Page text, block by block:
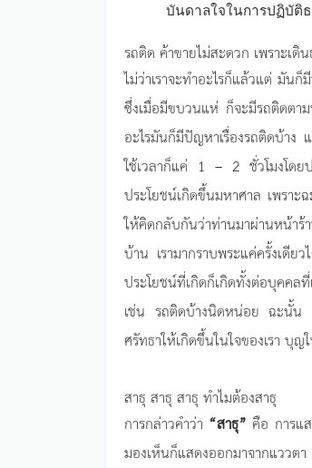
บันดาลใจในการปฏิบัติธ
รถติด ค้าขายไม่สะดวก เพราะเดิ
ไม่ว่าเราจะทำอะไรก็แล้วแต่ มั
ซึ่งเมื่อมีขบวนแห่ ก็จะมีรถติดตา
อะไรมันก็มีปัญหาเรื่องรถติดบ้าง
ใช้เวลาก็แค่ 1 – 2 ชั่วโมงโดย
ประโยชน์เกิดขึ้นมหาศาล เพรา
ให้คิดกลับกันว่าท่านมาผ่านหน้า
บ้าน เรามากราบพระแค่ครั้งเดี
ประโยชน์ที่เกิดก็เกิดทั้งต่อบุคคล
เช่น รถติดบ้างนิดหน่อย ฉะนั้น อ
ศรัทธาให้เกิดขึ้นในใจของเรา บุ
สาธุ สาธุ สาธุ ทำไมต้องสาธุ
การกล่าวคำว่า “สาธุ” คือ การแ
มองเห็นก็แสดงออกมาจากแววต